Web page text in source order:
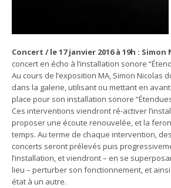
Concert / le 17 janvier 2016 à 19h :
concert en écho à l’installation sonore
Au cours de l’exposition MA, Simon Nicolas
dans la galerie, utilisant ou mettant en
place pour son installation sonore
Ces interventions viendront ré-activer
proposer une écoute renouvelée, et la
temps. Au terme de chaque intervention,
concerts seront prélevés puis
l’installation, et viendront – en se
lieu – perturber son fonctionnement, et ainsi
état à un autre.